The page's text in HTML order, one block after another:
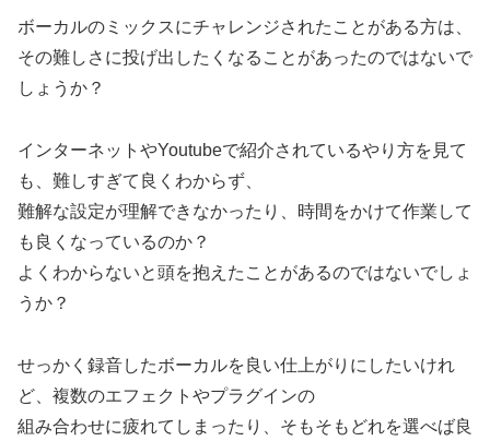
ボーカルのミックスにチャレンジされたことがある方は、
その難しさに投げ出したくなることがあったのではないで
しょうか？
インターネットやYoutubeで紹介されているやり方を見て
も、難しすぎて良くわからず、
難解な設定が理解できなかったり、時間をかけて作業して
も良くなっているのか？
よくわからないと頭を抱えたことがあるのではないでしょ
うか？
せっかく録音したボーカルを良い仕上がりにしたいけれ
ど、複数のエフェクトやプラグインの
組み合わせに疲れてしまったり、そもそもどれを選べば良